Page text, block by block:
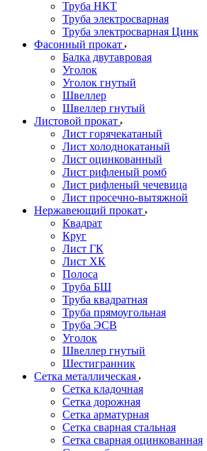
Труба НКТ
Труба электросварная
Труба электросварная Цинк
Фасонный прокат
Балка двутавровая
Уголок
Уголок гнутый
Швеллер
Швеллер гнутый
Листовой прокат
Лист горячекатаный
Лист холоднокатаный
Лист оцинкованный
Лист рифленый ромб
Лист рифленый чечевица
Лист просечно-вытяжной
Нержавеющий прокат
Квадрат
Круг
Лист ГК
Лист ХК
Полоса
Труба БШ
Труба квадратная
Труба прямоугольная
Труба ЭСВ
Уголок
Швеллер гнутый
Шестигранник
Сетка металлическая
Сетка кладочная
Сетка дорожная
Сетка арматурная
Сетка сварная стальная
Сетка сварная оцинкованная